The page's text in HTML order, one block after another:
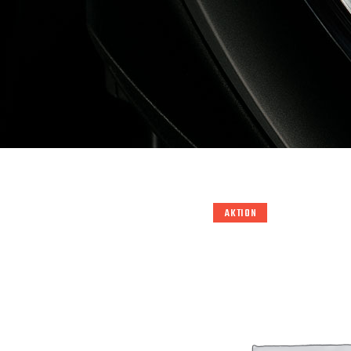
AKTION